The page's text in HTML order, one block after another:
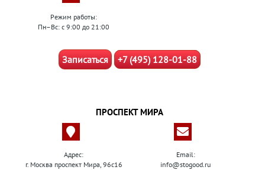
Режим работы:
Пн–Вс: с 9:00 до 21:00
Записаться +7 (495) 128-01-88
ПРОСПЕКТ МИРА
Адрес:
г. Москва проспект Мира, 96с16
Email:
info@stogood.ru